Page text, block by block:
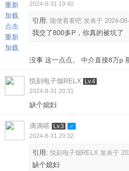
重新
加载
点击
重新
加载
2024-8-31 19:40
引用: 随便看看吧 发表于 2024-
我交了800多P，你真的被坑了
没事 这一点点。 中介直接8万p
悦刻电子烟RELX Lv.4
2024-8-31 20:31
缺个媳妇
滴滴嗒 Lv.3
2024-8-31 20:32
引用: 悦刻电子烟RELX 发表于
缺个媳妇